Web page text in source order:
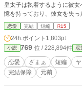
皇太子は執着するように彼
憶を持っており、彼女を失
と、二度と手放さないと誓う
を変えていく。 ※毎日21時投稿 ※元鞘になります。苦手な方はご注意くだ
さい。
恋愛 完結 短編 R15
24h.ポイント 1,803pt
小説 769 位 / 228,894件 恋
恋愛 ざまぁ 短編
完結保障
元鞘